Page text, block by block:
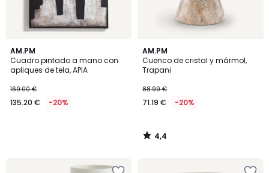
AM.PM
Cuadro pintado a mano con
apliques de tela, APIA
169.00 €
135.20 € -20%
AM.PM
Cuenco de cristal y mármol,
Trapani
88.99 €
71.19 € -20%
4,4
/ 5
4,4
/